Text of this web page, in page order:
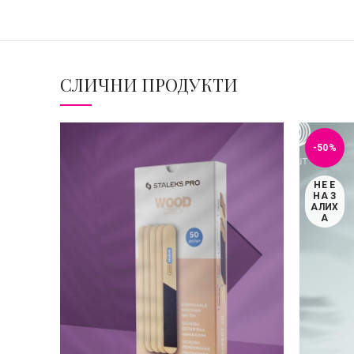
СЛИЧНИ ПРОДУКТИ
-50%
НЕ Е
НА З
АЛИХ
А